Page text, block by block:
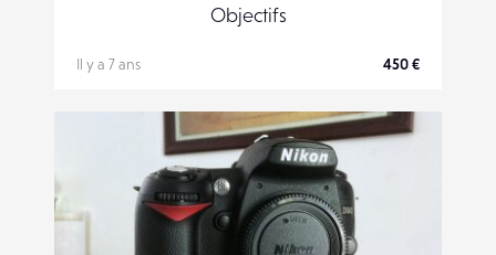
Objectifs
Il y a 7 ans 450 €